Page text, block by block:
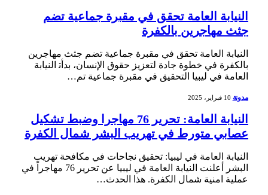
النيابة العامة تحقق في مقبرة جماعية تضم
جثث مهاجرين بالكفرة
النيابة العامة تحقق في مقبرة جماعية تضم⁤ جثث⁢ مهاجرين
بالكفرة في خطوة جادة لتعزيز حقوق الإنسان، بدأت‍ النيابة
العامة في ليبيا التحقيق في مقبرة ​جماعية تم…
مدونة 10 فبراير، 2025
النيابة العامة: تحرير 76 مهاجرا وضبط تشكيل
عصابي متورط في تهريب البشر شمال الكفرة
النيابة ‌العامة في ​ليبيا: تحقيق نجاحات ⁣في مكافحة تهريب
البشر أعلنت النيابة العامة في ليبيا عن تحرير 76 مهاجراً في
عملية​ امنية شمال الكفرة. هذا الحدث…